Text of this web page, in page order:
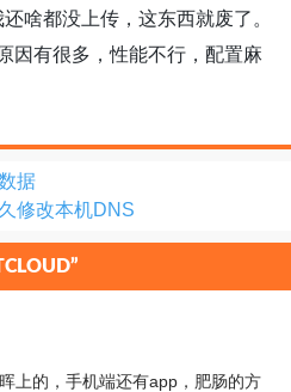
啥都没上传，这东西就废了。
因有很多，性能不行，配置麻
据
修改本机DNS
上的，手机端还有app，肥肠的方